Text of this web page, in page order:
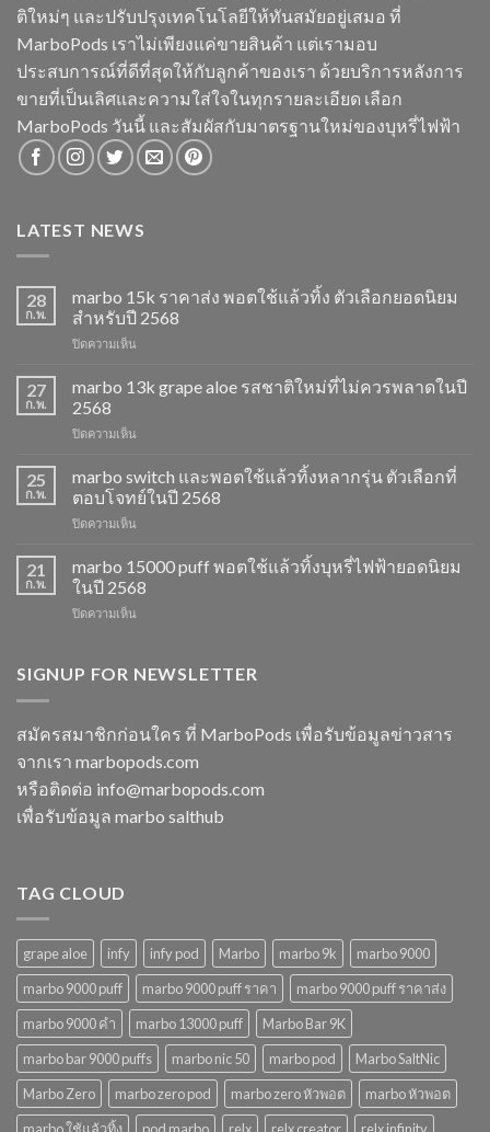
ติใหม่ๆ และปรับปรุงเทคโนโลยีให้ทันสมัยอยู่เสมอ ที่
MarboPods เราไม่เพียงแค่ขายสินค้า แต่เรามอบ
ประสบการณ์ที่ดีที่สุดให้กับลูกค้าของเรา ด้วยบริการหลังการ
ขายที่เป็นเลิศและความใส่ใจในทุกรายละเอียด เลือก
MarboPods วันนี้ และสัมผัสกับมาตรฐานใหม่ของบุหรี่ไฟฟ้า
LATEST NEWS
28
ก.พ.
marbo 15k ราคาส่ง พอตใช้แล้วทิ้ง ตัวเลือกยอดนิยม
สำหรับปี 2568
ปิดความเห็น
15k
ราคา
พอต
แล้ว
ทิ้ง
เลือก
นิยม
สำหรับ
27
ก.พ.
marbo 13k grape aloe รสชาติใหม่ที่ไม่ควรพลาดในปี
2568
ปิดความเห็น
13k
grape
aloe
รสชาติ
ที่
ไม่
พลาด
25
ก.พ.
marbo switch และพอตใช้แล้วทิ้งหลากรุ่น ตัวเลือกที่
ตอบโจทย์ในปี 2568
ปิดความเห็น
switch
พอต
ใช้
หลาก
เลือก
ตอบ
โจทย์
ในปี
2568
21
ก.พ.
marbo 15000 puff พอตใช้แล้วทิ้งบุหรี่ไฟฟ้ายอดนิยม
ในปี 2568
ปิดความเห็น
puff
แล้ว
ทิ้ง
บุหรี่
ยอด
นิยม
SIGNUP FOR NEWSLETTER
สมัครสมาชิกก่อนใคร ที่ MarboPods เพื่อรับข้อมูลข่าวสาร
จากเรา marbopods.com
หรือติดต่อ info@marbopods.com
เพื่อรับข้อมูล marbo salthub
TAG CLOUD
grape aloe infy infy pod Marbo marbo 9k
marbo 9000
marbo 9000 puff
marbo 9000 puff ราคา
marbo 9000 puff ราคาส่ง
marbo 9000 คํา
marbo 13000 puff
Marbo Bar 9K
marbo bar 9000 puffs
marbo nic 50 marbo pod
Marbo SaltNic
Marbo Zero
marbo zero pod marbo zero หัวพอต
marbo หัวพอต